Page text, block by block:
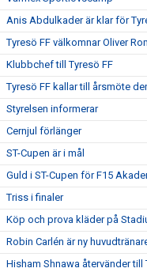
Anis Abdulkader är klar för
Tyresö FF välkomnar Oliver
Klubbchef till Tyresö FF
Tyresö FF kallar till årsmöte
Styrelsen informerar
Cernjul förlänger
ST-Cupen är i mål
Guld i ST-Cupen för F15
Triss i finaler
Köp och prova kläder på
Robin Carlén är ny
Hisham Shnawa återvänder till